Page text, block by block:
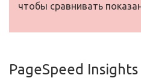
чтобы сравнивать
PageSpeed Insights